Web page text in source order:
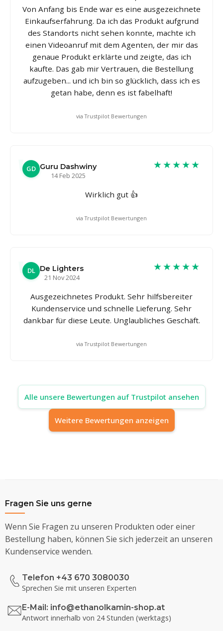
Von Anfang bis Ende war es eine ausgezeichnete
Einkaufserfahrung. Da ich das Produkt aufgrund
des Standorts nicht sehen konnte, machte ich
einen Videoanruf mit dem Agenten, der mir das
genaue Produkt erklärte und zeigte, das ich
kaufte. Das gab mir Vertrauen, die Bestellung
aufzugeben... und ich bin so glücklich, dass ich es
getan habe, denn es ist fabelhaft!
via Trustpilot Bewertungen
GD Guru Dashwiny
14 Feb 2025
★★★★★
Wirklich gut 👍
via Trustpilot Bewertungen
DL De Lighters
21 Nov 2024
★★★★★
Ausgezeichnetes Produkt. Sehr hilfsbereiter
Kundenservice und schnelle Lieferung. Sehr
dankbar für diese Leute. Unglaubliches Geschäft.
via Trustpilot Bewertungen
Alle unsere Bewertungen auf Trustpilot ansehen
Weitere Bewertungen anzeigen
Fragen Sie uns gerne
Wenn Sie Fragen zu unseren Produkten oder einer
Bestellung haben, können Sie sich jederzeit an unseren
Kundenservice wenden.
Telefon +43 670 3080030
Sprechen Sie mit unseren Experten
E-Mail: info@ethanolkamin-shop.at
Antwort innerhalb von 24 Stunden (werktags)